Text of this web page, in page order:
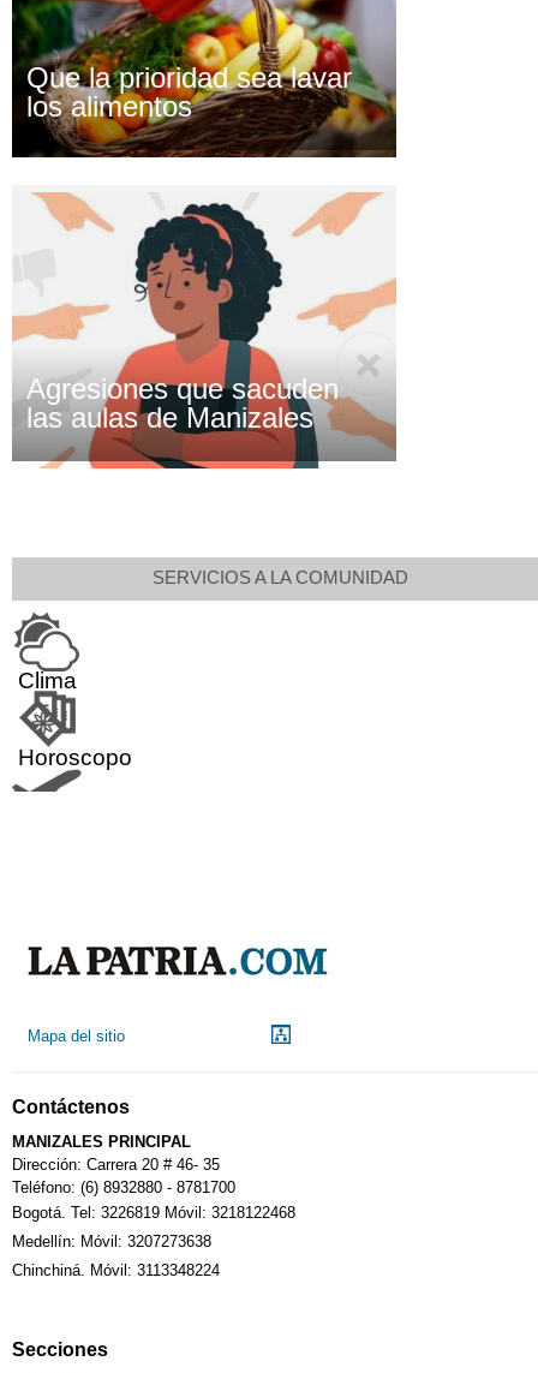
Que la prioridad sea lavar
los alimentos
Agresiones que sacuden
las aulas de Manizales
SERVICIOS A LA COMUNIDAD
Clima
Horoscopo
Calendario Tributario
Sudoku
Mapa del sitio
Contáctenos
MANIZALES PRINCIPAL
Dirección: Carrera 20 # 46- 35
Teléfono: (6) 8932880 - 8781700
Bogotá. Tel: 3226819 Móvil: 3218122468
Medellín: Móvil: 3207273638
Chinchiná. Móvil: 3113348224
Secciones